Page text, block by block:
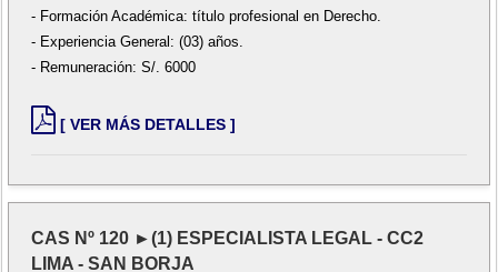
- Formación Académica: título profesional en Derecho.
- Experiencia General: (03) años.
- Remuneración: S/. 6000
[ VER MÁS DETALLES ]
CAS Nº 120 ►(1) ESPECIALISTA LEGAL - CC2
LIMA - SAN BORJA